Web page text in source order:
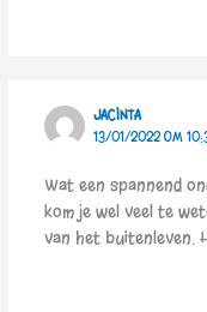
JACINTA
13/01/2022 OM
Wat een spannend
kom je wel veel te
van het buitenleven.